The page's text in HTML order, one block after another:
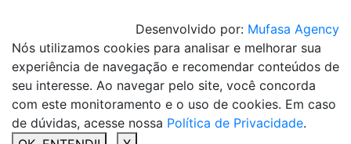
Desenvolvido por: Mufasa Agency
Nós utilizamos cookies para analisar e melhorar sua
experiência de navegação e recomendar conteúdos de
seu interesse. Ao navegar pelo site, você concorda
com este monitoramento e o uso de cookies. Em caso
de dúvidas, acesse nossa Política de Privacidade.